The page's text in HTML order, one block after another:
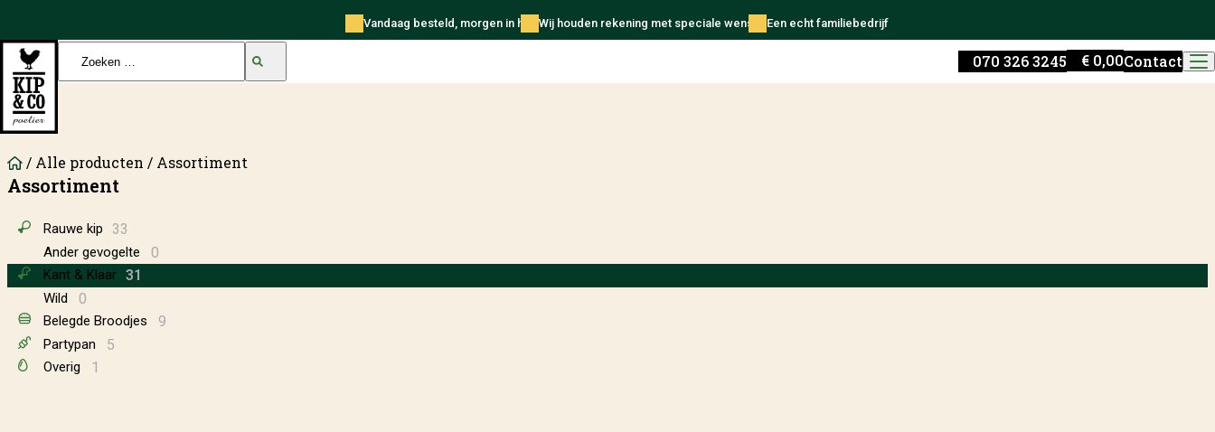
Vandaag besteld, morgen in huis Wij houden rekening met speciale wensen Een echt familiebedrijf
Kip en Co Poelier
070 326 3245 € 0,00Contact
/ Alle producten / Assortiment
Assortiment
Rauwe kip 33
Ander gevogelte 0
Kant & Klaar 31
Wild 0
Belegde Broodjes 9
Partypan 5
Overig 1